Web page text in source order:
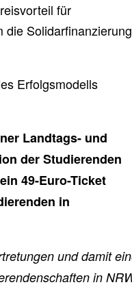
für
die Solidarfinanzierung
Erfolgsmodells
Landtags- und
der Studierenden
49-Euro-Ticket
in
und damit
in